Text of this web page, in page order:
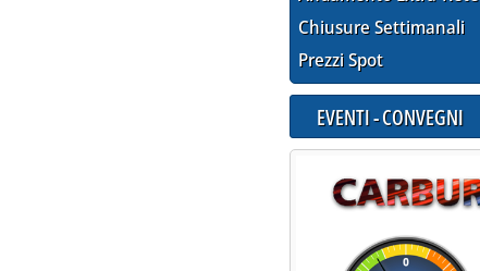
Chiusure Settimanali
Prezzi Spot
EVENTI - CONVEGNI